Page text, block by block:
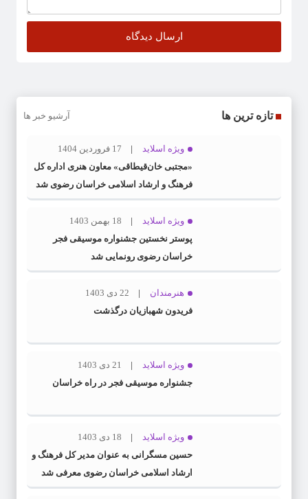
تازه ترین ها آرشیو خبر ها
ویژه اسلاید
17 فروردین 1404
«مجتبی خان‌قیطاقی» معاون هنری اداره کل
فرهنگ و ارشاد اسلامی خراسان رضوی شد
ویژه اسلاید
18 بهمن 1403
پوستر نخستین جشنواره موسیقی فجر
خراسان رضوی رونمایی شد
هنرمندان
22 دی 1403
فریدون شهبازیان درگذشت
ویژه اسلاید
21 دی 1403
جشنواره موسیقی فجر در راه خراسان
ویژه اسلاید
18 دی 1403
حسین مسگرانی به عنوان مدیر کل فرهنگ و
ارشاد اسلامی خراسان رضوی معرفی شد